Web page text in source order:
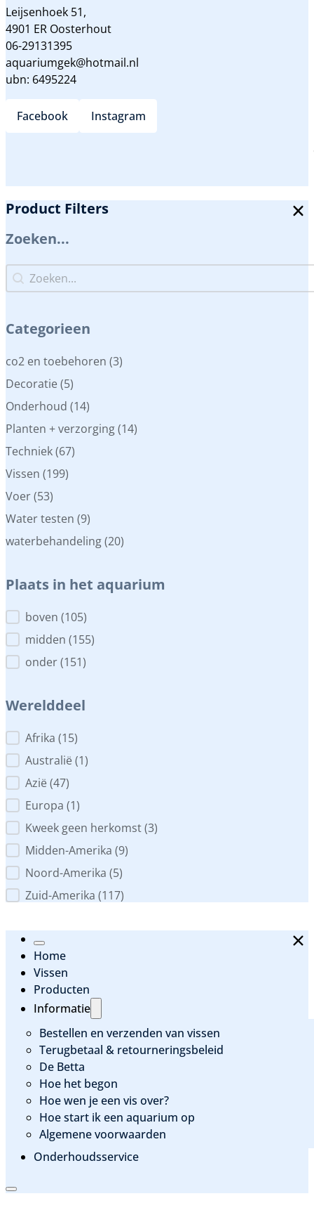
Leijsenhoek 51,
4901 ER Oosterhout
06-29131395
aquariumgek@hotmail.nl
ubn: 6495224
Facebook Instagram
Product Filters
Zoeken...
Zoeken...
Zoeken...
Categorieen
Categorieen
co2 en toebehoren (3)
Decoratie (5)
Onderhoud (14)
Planten + verzorging(14)
Techniek(67)
Vissen (199)
Voer(53)
Water testen (9)
waterbehandeling(20)
Plaats in het aquarium
Plaats in het aquarium
boven (105)
midden (155)
onder(151)
Werelddeel
Werelddeel
Afrika (15)
Australië (1)
Azië (47)
Europa (1)
Kweek geen herkomst(3)
Midden-Amerika (9)
Noord-Amerika (5)
Zuid-Amerika (117)
Home
Vissen
Producten
Informatie
Bestellen en verzenden van vissen
Terugbetaal & retourneringsbeleid
De Betta
Hoe het begon
Hoe wen je een vis over?
Hoe start ik een aquarium op
Algemene voorwaarden
Onderhoudsservice